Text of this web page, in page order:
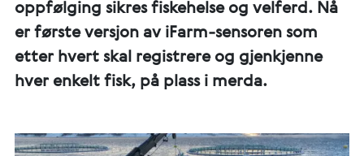
oppfølging sikres fiskehelse og velferd. Nå
er første versjon av iFarm-sensoren som
etter hvert skal registrere og gjenkjenne
hver enkelt fisk, på plass i merda.